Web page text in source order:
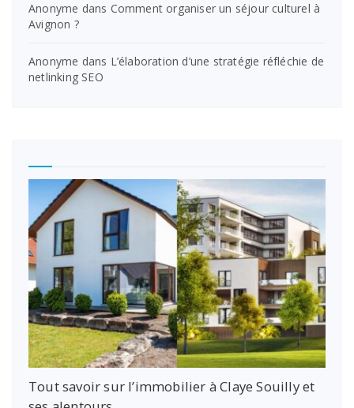
Anonyme dans Comment organiser un séjour culturel à
Avignon ?
Anonyme dans L’élaboration d’une stratégie réfléchie de
netlinking SEO
Tout savoir sur l’immobilier à Claye Souilly et